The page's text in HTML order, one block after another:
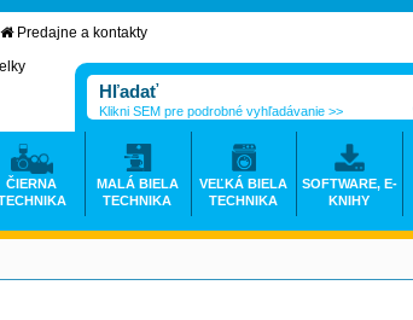
Predajne a kontakty
Klikni SEM pre podrobné vyhľadávanie >>
ČIERNA
MALÁ BIELA
TECHNIKA
VEĽKÁ BIELA
TECHNIKA
SOFTWARE, E-
KNIHY